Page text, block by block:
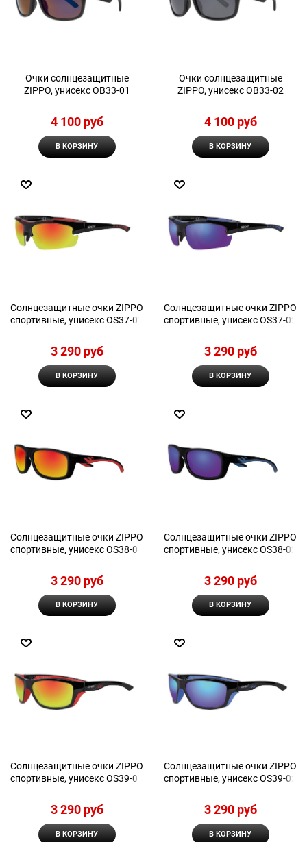
Очки солнцезащитные
ZIPPO, унисекс OB33-01
4 100 руб
В КОРЗИНУ
Очки солнцезащитные
ZIPPO, унисекс OB33-02
4 100 руб
В КОРЗИНУ
Солнцезащитные очки ZIPPO
спортивные, унисекс OS37-01
3 290 руб
В КОРЗИНУ
Солнцезащитные очки ZIPPO
спортивные, унисекс OS37-02
3 290 руб
В КОРЗИНУ
Солнцезащитные очки ZIPPO
спортивные, унисекс OS38-01
3 290 руб
В КОРЗИНУ
Солнцезащитные очки ZIPPO
спортивные, унисекс OS38-02
3 290 руб
В КОРЗИНУ
Солнцезащитные очки ZIPPO
спортивные, унисекс OS39-01
3 290 руб
В КОРЗИНУ
Солнцезащитные очки ZIPPO
спортивные, унисекс OS39-02
3 290 руб
В КОРЗИНУ